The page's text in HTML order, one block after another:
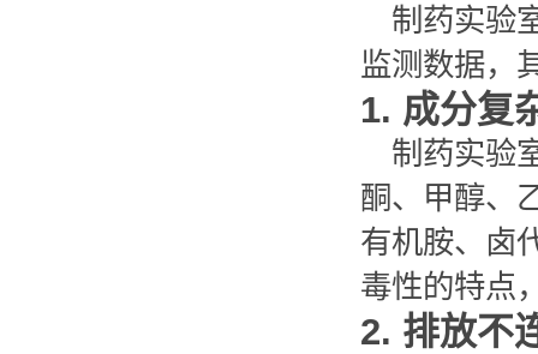
制药实验
监测数据，
1. 成分复
制药实验
酮、甲醇、
有机胺、卤
毒性的特点
2. 排放不